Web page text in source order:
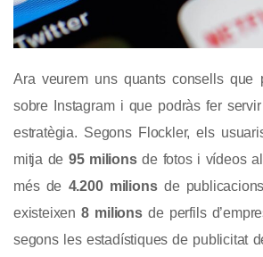
Ara veurem uns quants consells que
sobre Instagram i que podràs fer
estratègia. Segons Flockler, els
mitja de 95 milionsde fotos i vídeos
més de 4.200 milionsde
existeixen8 milionsde perfils
segons les estadístiques de publicitat